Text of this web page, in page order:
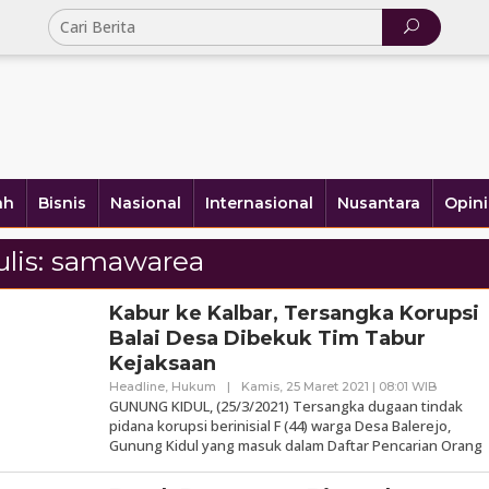
Bisnis Nasional Internasional Nusantara Opini
samawarea
Kabur ke Kalbar, Tersangka Korupsi
Balai Desa Dibekuk Tim Tabur
Kejaksaan
Headline, Hukum | Kamis, 25 Maret 2021 | 08:01 WIBOleh
GUNUNG KIDUL, (25/3/2021) Tersangka dugaan tindak
pidana korupsi berinisial F (44) warga Desa Balerejo,
Gunung Kidul yang masuk dalam Daftar Pencarian Orang